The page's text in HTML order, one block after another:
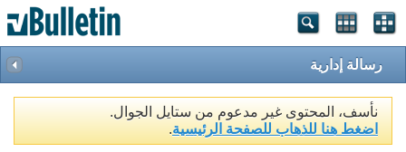
رسالة إدارية
نأسف، المحتوى غير مدعوم من ستايل الجوال.
اضغط هنا للذهاب للصفحة الرئيسية.